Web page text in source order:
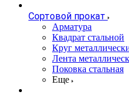
Сортовой прокат
Арматура
Квадрат стальной
Круг
Лента
Поковка стальная
Еще